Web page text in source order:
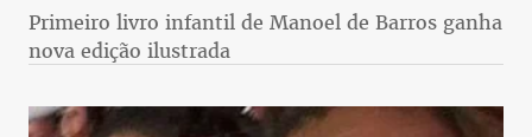
Primeiro livro infantil de Manoel de Barros ganha
nova edição ilustrada